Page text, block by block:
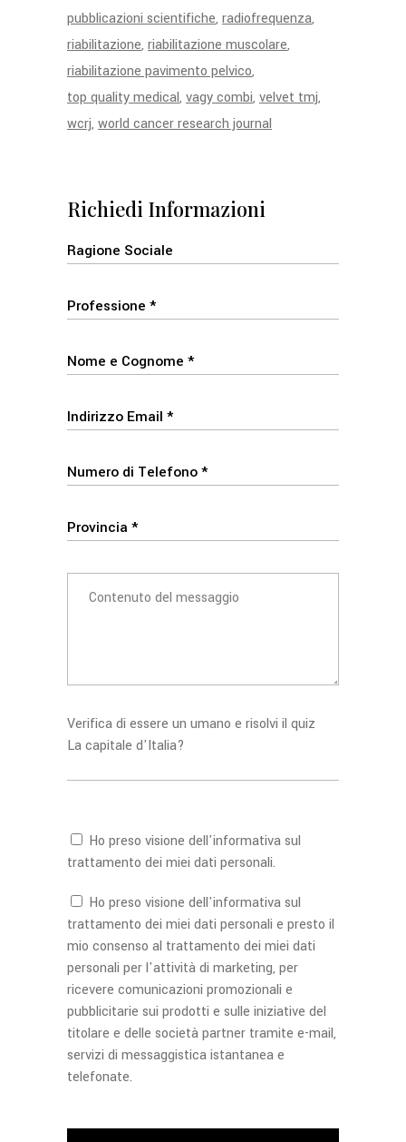
pubblicazioni scientifiche radiofrequenza
riabilitazione riabilitazione muscolare
riabilitazione pavimento pelvico
top quality medical vagy combi velvet tmj
wcrj world cancer research journal
Richiedi Informazioni
Verifica di essere un umano e risolvi il quiz
La capitale d'Italia?
Ho preso visione dell'informativasul
trattamento dei miei dati personali.
Ho preso visione dell'informativasul
trattamento dei miei dati personali e presto il
mio consenso al trattamento dei miei dati
personali per l'attività di marketing, per
ricevere comunicazioni promozionali e
pubblicitarie sui prodotti e sulle iniziative del
titolare e delle società partner tramite e-mail,
servizi di messaggistica istantanea e
telefonate.